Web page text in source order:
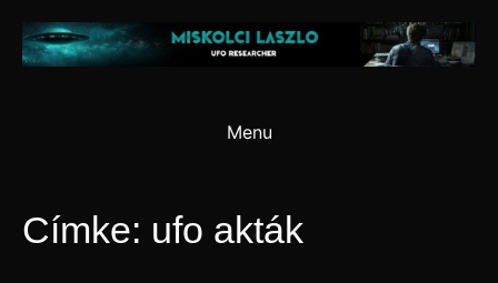
content
Menu
Címke: ufo akták